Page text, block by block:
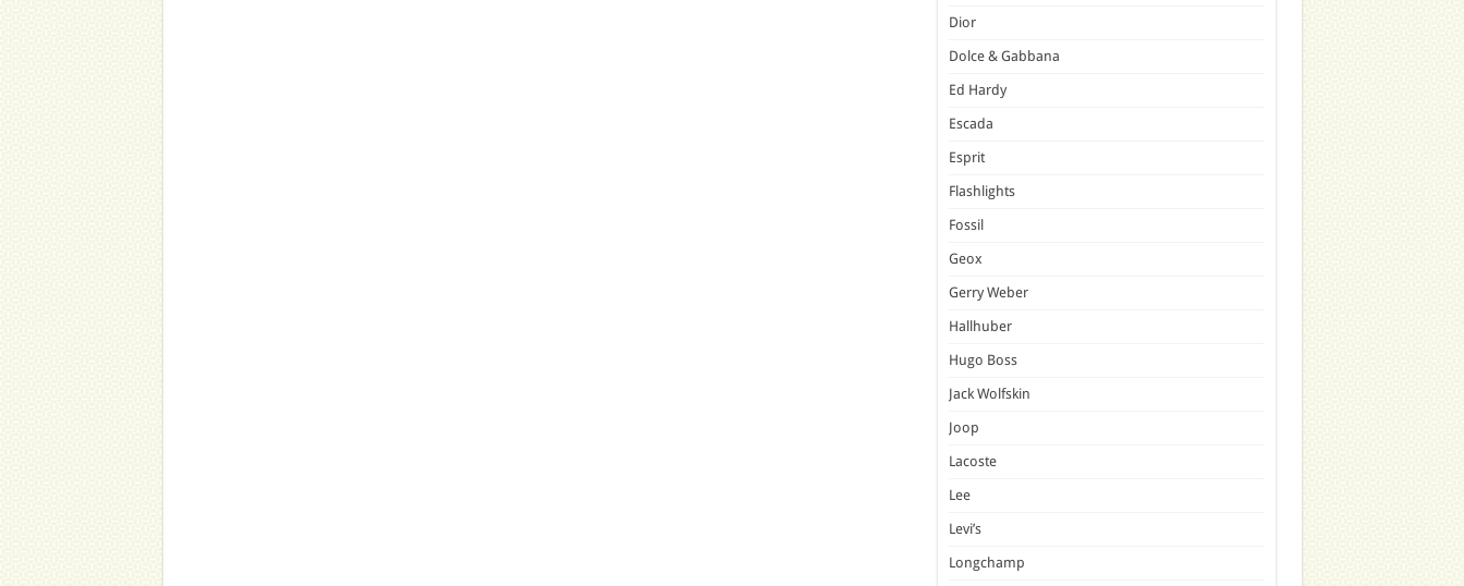
Dior
Dolce & Gabbana
Ed Hardy
Escada
Esprit
Flashlights
Fossil
Geox
Gerry Weber
Hallhuber
Hugo Boss
Jack Wolfskin
Joop
Lacoste
Lee
Levi’s
Longchamp